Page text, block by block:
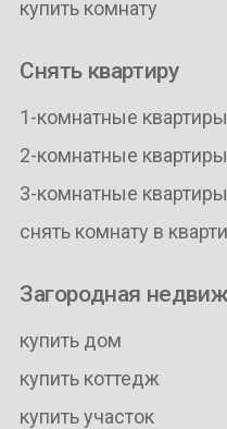
купить комнату
Снять квартиру
1-комнатные квартиры
2-комнатные квартиры
3-комнатные квартиры
снять комнату в
Загородная
купить дом
купить коттедж
купить участок